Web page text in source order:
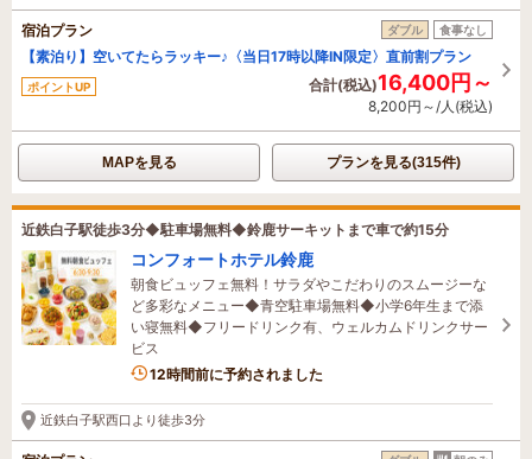
宿泊プラン ダブル 食事なし
【素泊り】空いてたらラッキー♪〈当日17時以降IN限定〉直前割プラン
ポイントUP 合計(税込)16,400円～
8,200円～/人(税込)
MAPを見る プランを見る(315件)
近鉄白子駅徒歩3分◆駐車場無料◆鈴鹿サーキットまで車で約15分
コンフォートホテル鈴鹿
朝食ビュッフェ無料！サラダやこだわりのスムージーな
ど多彩なメニュー◆青空駐車場無料◆小学6年生まで添
い寝無料◆フリードリンク有、ウェルカムドリンクサー
ビス
2名がこの宿を見ています
12時間前に予約されました
近鉄白子駅西口より徒歩3分